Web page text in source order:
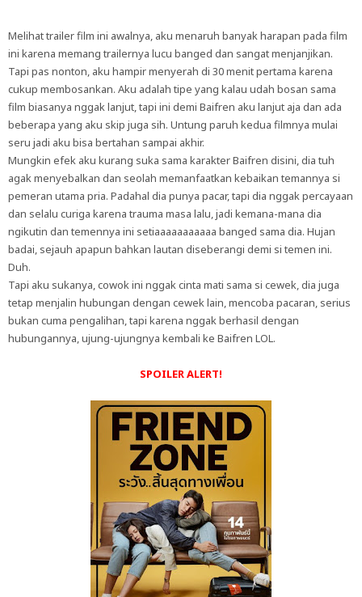
Melihat trailer film ini awalnya, aku menaruh banyak harapan pada film
ini karena memang trailernya lucu banged dan sangat menjanjikan.
Tapi pas nonton, aku hampir menyerah di 30 menit pertama karena
cukup membosankan. Aku adalah tipe yang kalau udah bosan sama
film biasanya nggak lanjut, tapi ini demi Baifren aku lanjut aja dan ada
beberapa yang aku skip juga sih. Untung paruh kedua filmnya mulai
seru jadi aku bisa bertahan sampai akhir.
Mungkin efek aku kurang suka sama karakter Baifren disini, dia tuh
agak menyebalkan dan seolah memanfaatkan kebaikan temannya si
pemeran utama pria. Padahal dia punya pacar, tapi dia nggak percayaan
dan selalu curiga karena trauma masa lalu, jadi kemana-mana dia
ngikutin dan temennya ini setiaaaaaaaaaaa banged sama dia. Hujan
badai, sejauh apapun bahkan lautan diseberangi demi si temen ini.
Duh.
Tapi aku sukanya, cowok ini nggak cinta mati sama si cewek, dia juga
tetap menjalin hubungan dengan cewek lain, mencoba pacaran, serius
bukan cuma pengalihan, tapi karena nggak berhasil dengan
hubungannya, ujung-ujungnya kembali ke Baifren LOL.
SPOILER ALERT!